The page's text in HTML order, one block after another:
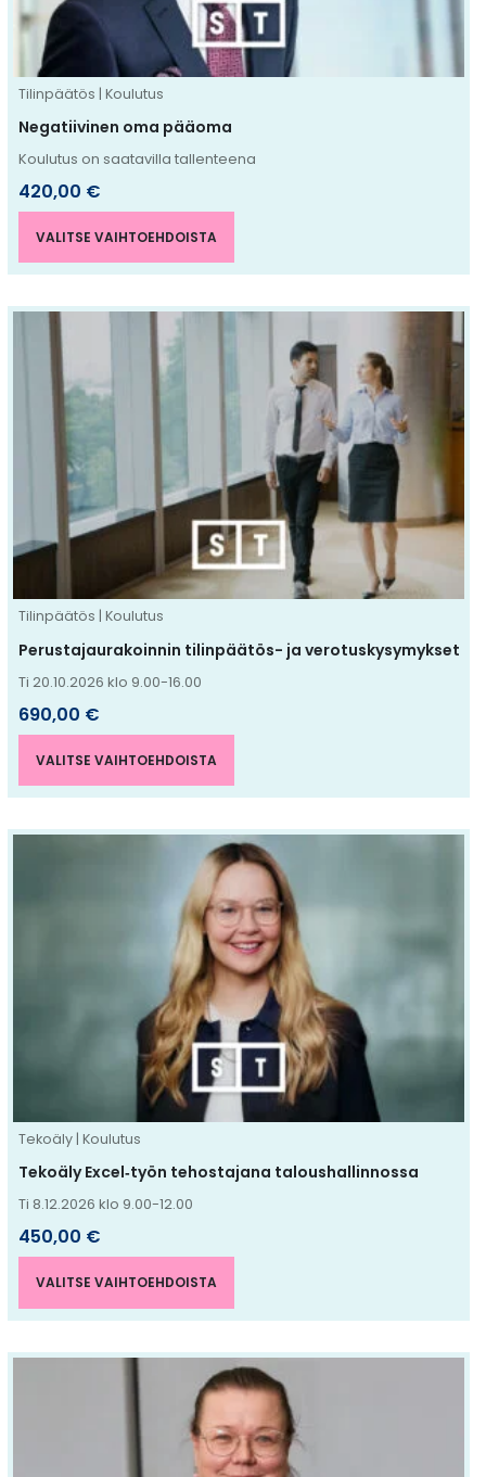
Tilinpäätös | Koulutus
Negatiivinen oma pääoma
Koulutus on saatavilla tallenteena
420,00 €
VALITSE VAIHTOEHDOISTA
valinnat
tuotteen
sivulla.
Tilinpäätös | Koulutus
Perustajaurakoinnin tilinpäätös- ja verotuskysymykset
Ti 20.10.2026 klo 9.00-16.00
690,00 €
VALITSE VAIHTOEHDOISTA
Tällä
tuotteella
useampi
muunnelma.
Voit
tehdä
valinnat
tuotteen
sivulla.
Tekoäly | Koulutus
Tekoäly Excel‑työn tehostajana taloushallinnossa
Ti 8.12.2026 klo 9.00-12.00
450,00 €
VALITSE VAIHTOEHDOISTA
Tällä
tuotteella
on
useampi
muunnelma.
Voit
tehdä
valinnat
tuotteen
sivulla.
Tällä
tuotteella
on
useampi